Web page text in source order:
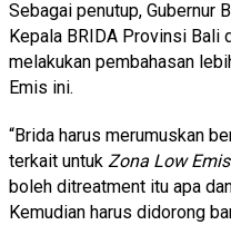
Sebagai penutup, Gubernur
Kepala BRIDA Provinsi Bali
melakukan pembahasan
Emis ini.
“Brida harus merumuskan
terkait untuk Zona Low
boleh ditreatment itu apa
Kemudian harus didorong